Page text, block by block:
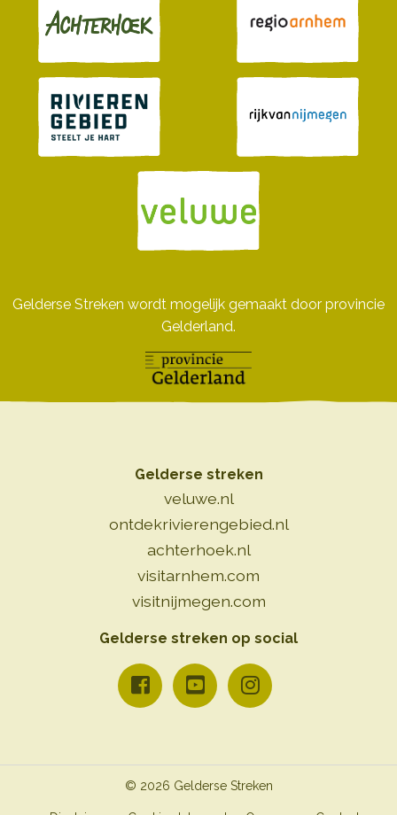
Gelderse Streken wordt mogelijk gemaakt door provincie
Gelderland.
Gelderse streken
veluwe.nl
ontdekrivierengebied.nl
achterhoek.nl
visitarnhem.com
visitnijmegen.com
Gelderse streken op social
© 2026 Gelderse Streken